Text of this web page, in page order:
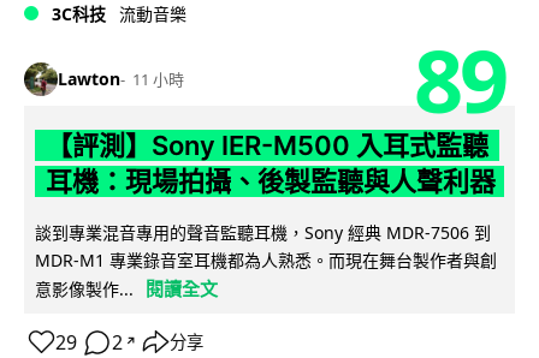
3C科技 流動音樂
Lawton 11 小時 89
【評測】Sony IER-M500 入耳式監聽
耳機：現場拍攝、後製監聽與人聲利器
談到專業混音專用的聲音監聽耳機，Sony 經典 MDR-7506 到
MDR-M1 專業錄音室耳機都為人熟悉。而現在舞台製作者與創
意影像製作...
閱讀全文
29 2 ↗ 分享